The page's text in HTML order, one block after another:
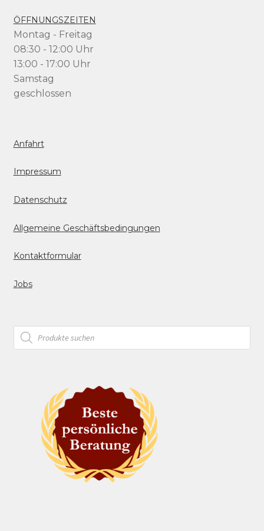
ÖFFNUNGSZEITEN
Montag - Freitag
08:30 - 12:00 Uhr
13:00 - 17:00 Uhr
Samstag
geschlossen
Anfahrt
Impressum
Datenschutz
Allgemeine Geschäftsbedingungen
Kontaktformular
Jobs
Products
search